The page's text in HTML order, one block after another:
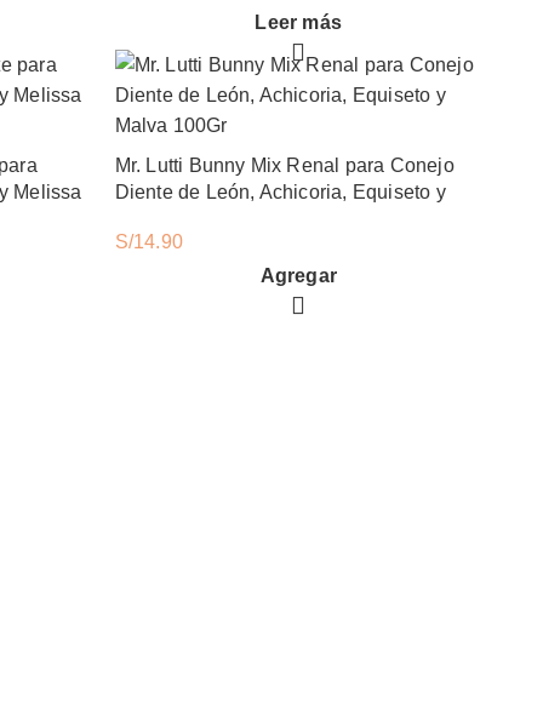
Leer más
Melissa
Mr. Lutti Bunny Mix Renal para Conejo
Diente de León, Achicoria, Equiseto y
S/14.90
Agregar